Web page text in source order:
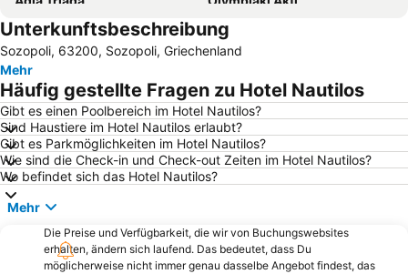
Nea Potidaia
Nea Plagia
Afytos Beach
Siviri
Chaniotis
Pefkohori Beach
Polychrono beach
Aristoteles Platz
Sunshine
Afytos
Agios Ioannis
1st Walk Beach-White Tower-Fountain-Ayios Dimitrios-Ayia Sofia
Ladadika Quarter
Kallithea
Weisser Turm von Thessaloniki
Plastira Kalamaria
Korinos
Nea Skioni
Neoi Epivates
Unterkunftsbeschreibung
Sozopoli, 63200, Sozopoli, Griechenland
Mehr
Häufig gestellte Fragen zu Hotel Nautilos
Gibt es einen Poolbereich im Hotel Nautilos?
Sind Haustiere im Hotel Nautilos erlaubt?
Gibt es Parkmöglichkeiten im Hotel Nautilos?
Wie sind die Check-in und Check-out Zeiten im Hotel Nautilos?
Wo befindet sich das Hotel Nautilos?
Mehr
Die Preise und Verfügbarkeit, die wir von Buchungswebsites
erhalten, ändern sich laufend. Das bedeutet, dass Du
möglicherweise nicht immer genau dasselbe Angebot findest, das